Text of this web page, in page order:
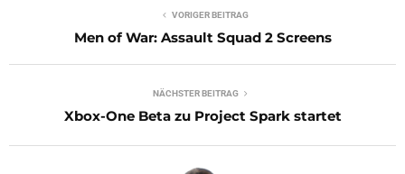
VORIGER BEITRAG
Men of War: Assault Squad 2 Screens
NÄCHSTER BEITRAG
Xbox-One Beta zu Project Spark startet